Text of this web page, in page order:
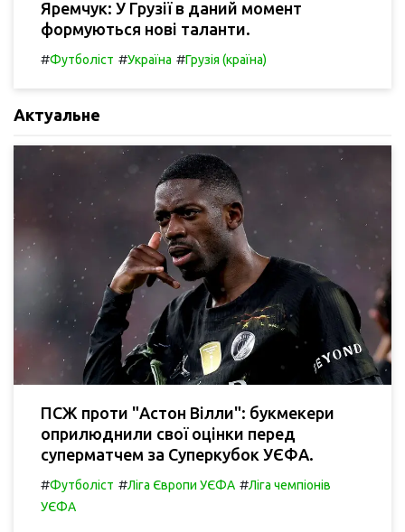
Яремчук: У Грузії в даний момент
формуються нові таланти.
#Футболіст #Україна #Грузія (країна)
Актуальне
ПСЖ проти "Астон Вілли": букмекери
оприлюднили свої оцінки перед
суперматчем за Суперкубок УЄФА.
#Футболіст #Ліга Європи УЄФА #Ліга чемпіонів
УЄФА